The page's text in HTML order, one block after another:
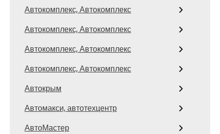
Автокомплекс, Автокомплекс
Автокомплекс, Автокомплекс
Автокомплекс, Автокомплекс
Автокомплекс, Автокомплекс
Автокрым
Автомакси, автотехцентр
АвтоМастер